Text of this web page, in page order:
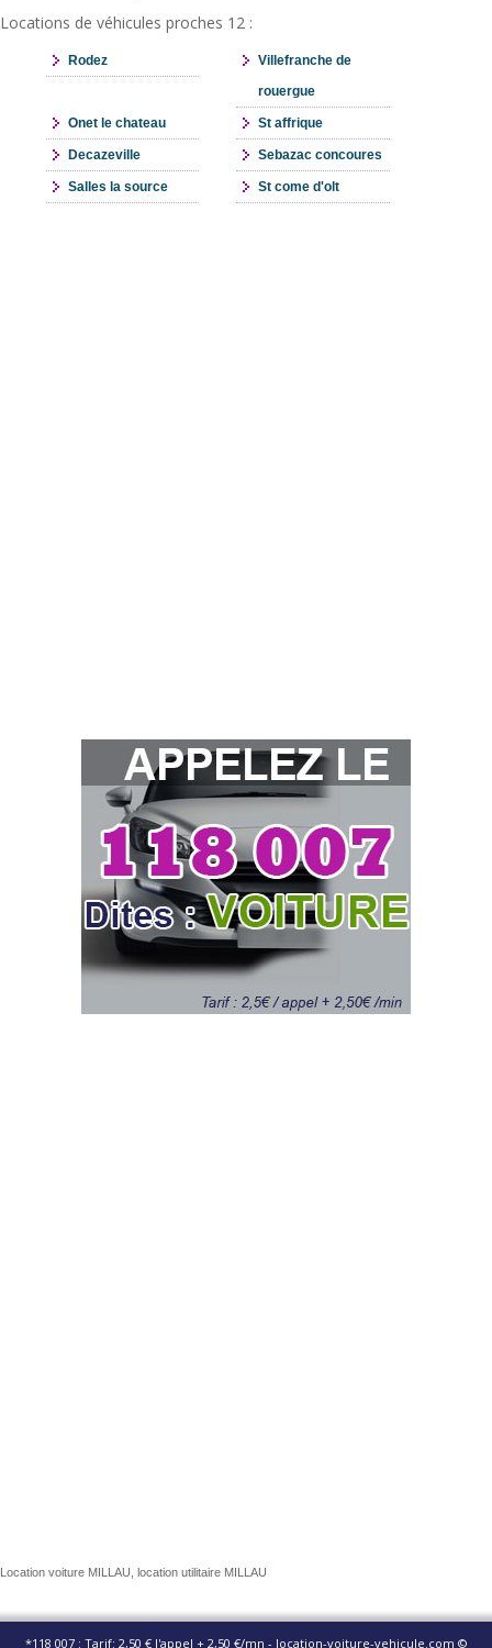
Locations de véhicules proches 12 :
Rodez
Villefranche de
rouergue
Onet le chateau St affrique
Decazeville Sebazac concoures
Salles la source St come d'olt
Location voiture MILLAU, location utilitaire MILLAU
*118 007 : Tarif: 2,50 € l'appel + 2,50 €/mn - location-voiture-vehicule.com ©